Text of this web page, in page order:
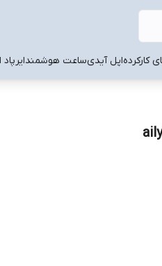
کارکردهاپل آیدیساعت هوشمند